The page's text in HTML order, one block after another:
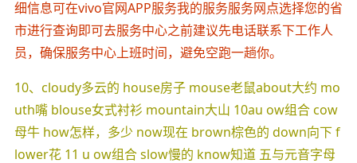
细信息可在vivo官网APP服务我的服务服务网点选择您的省
市进行查询即可去服务中心之前建议先电话联系下工作人
员，确保服务中心上班时间，避免空跑一趟你。
10、cloudy多云的 house房子 mouse老鼠about大约 mo
uth嘴 blouse女式衬衫 mountain大山 10au ow组合 cow
母牛 how怎样，多少 now现在 brown棕色的 down向下 f
lower花 11 u ow组合 slow慢的 know知道 五与元音字母